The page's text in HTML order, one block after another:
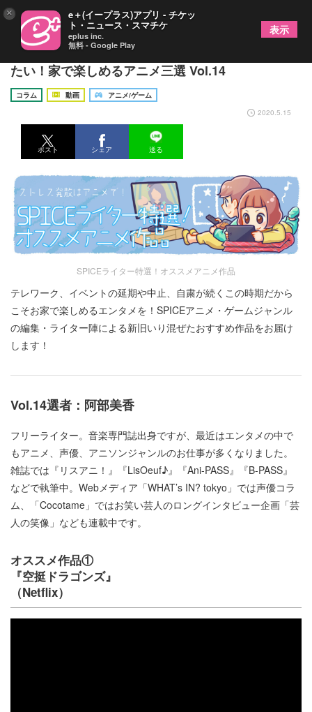
SPICEアニメ・ゲーム班オススメ！今だからこそ観
たい！家で楽しめるアニメ三選 Vol.14
コラム 動画
アニメ/ゲーム
2020.5.15
ポスト シェア 送る
SPICEライター特選！オススメアニメ作品
テレワーク、イベントの延期や中止、自粛が続くこの時期だから
こそお家で楽しめるエンタメを！SPICEアニメ・ゲームジャンル
の編集・ライター陣による新旧いり混ぜたおすすめ作品をお届け
します！
Vol.14選者：阿部美香
フリーライター。音楽専門誌出身ですが、最近はエンタメの中で
もアニメ、声優、アニソンジャンルのお仕事が多くなりました。
雑誌では『リスアニ！』『LisOeuf♪』『Ani-PASS』『B-PASS』
などで執筆中。Webメディア「WHAT’s IN? tokyo」では声優コラ
ム、「Cocotame」ではお笑い芸人のロングインタビュー企画「芸
人の笑像」なども連載中です。
オススメ作品①
『空挺ドラゴンズ』
（Netflix）
× e＋(イープラス)アプリ - チケッ
ト・ニュース・スマチケ
eplus inc.
無料 - Google Play
表示